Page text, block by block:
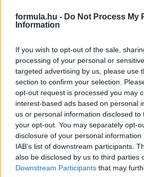
formula.hu - Do Not Process My
Information
If you wish to opt-out of the sale,
processing of your personal or
targeted advertising by us, please use
section to confirm your selection.
opt-out request is processed you may
interest-based ads based on personal
us or personal information disclosed
your opt-out. You may separately opt-
disclosure of your personal
IAB’s list of downstream participants.
also be disclosed by us to third parties
Downstream Participants that may
Montoya szerint Antonelli